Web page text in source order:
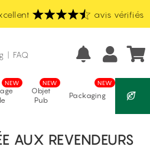
Fabrication française
avis vérifiés
Prix les moins chers d'Europe
| FAQ
Objet
Pub
Packaging
AUX REVENDEURS